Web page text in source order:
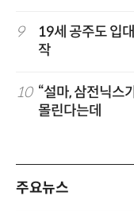
9
19세 공주도 입
작
10 “설마, 삼전닉스
몰린다는데
주요뉴스